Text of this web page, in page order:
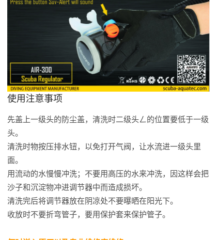
使用注意事项
先盖上一级头的防尘盖，清洗时二级头ㄥ的位置要低于一级
头。
清洗时物按压排水钮，以免打开气阀，让水流进一级头里
面。
用流动的水慢慢冲洗；不要用高压的水来冲洗，因这样会把
沙子和沉淀物冲进调节器中而造成损坏。
清洗完后将调节器放在阴凉处不要曝晒在阳光下。
收放时不要折弯管子，要用保护套来保护管子。